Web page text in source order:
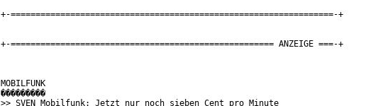
+-=================================================================-+
+-===================================================== ANZEIGE ===-+
MOBILFUNK
���������
>> SVEN Mobilfunk: Jetzt nur noch sieben Cent pro Minute